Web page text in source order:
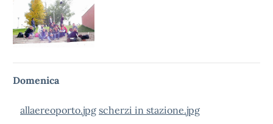
Domenica
allaereoporto.jpg scherzi in stazione.jpg